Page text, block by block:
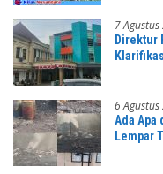
7
Direktur
6
Ada Apa
Lempar